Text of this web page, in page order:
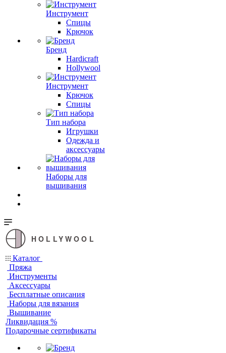
Инструмент
Спицы
Крючок
Бренд
Hardicraft
Hollywool
Инструмент
Крючок
Спицы
Тип набора
Игрушки
Одежда и
аксессуары
Наборы для
вышивания
HOLLYWOOL
Каталог
Пряжа
Инструменты
Аксессуары
Бесплатные описания
Наборы для вязания
Вышивание
Ликвидация %
Подарочные сертификаты